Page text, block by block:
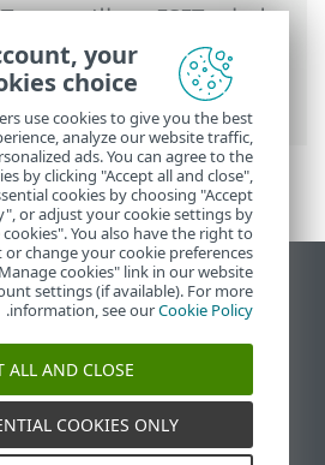
تعليمات ESET عبر الإنترنت >
استخدام ‎ESET PROTECT
>
ESET PROTECT
>المهام>
التشخيصات
عرض موقع سطح المكتب
End of Life
قاعدة معارف ESET
ESET Status Portal
الدعم الإقليمي
your
choice
use cookies to give you the best
analyze our website traffic,
ads. You can agree to the
by clicking "Accept all and close",
cookies by choosing "Accept
or adjust your cookie settings by
You also have the right to
change your cookie preferences
cookies" link in our website
settings (if available). For more
information, see ourCookie Policy
.
ALL AND CLOSE
COOKIES ONLY